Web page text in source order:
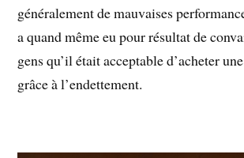
généralement de mauvaises
a quand même eu pour résultat de
gens qu’il était acceptable d’acheter
grâce à l’endettement.